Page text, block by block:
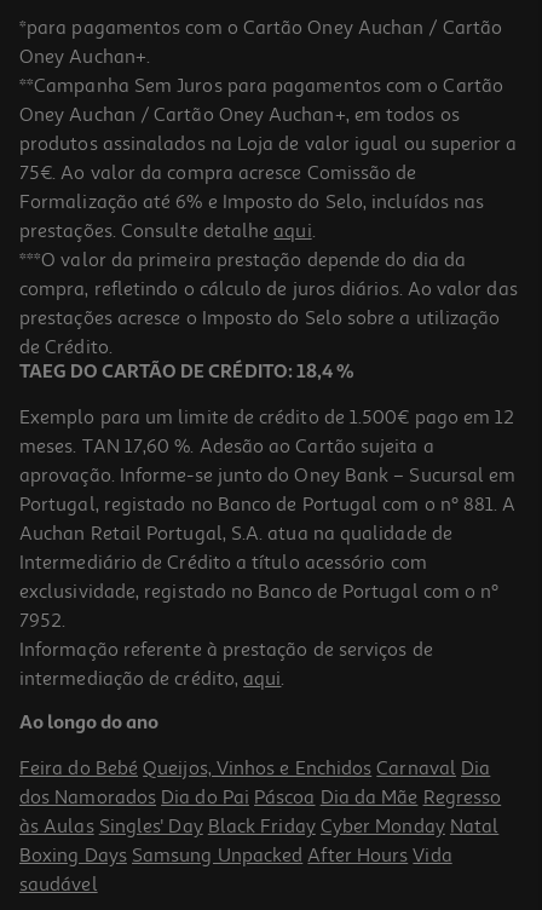
5.0
Cápsulas Delta Q Qharacter 93+7 Un
0.32 €/un
31,99 €
Cápsulas Delta Q Café Epic 10 Un
0.4 €/un
3,99 €
*para pagamentos com o Cartão Oney Auchan / Cartão
Oney Auchan+.
**Campanha Sem Juros para pagamentos com o Cartão
Oney Auchan / Cartão Oney Auchan+, em todos os
produtos assinalados na Loja de valor igual ou superior a
75€. Ao valor da compra acresce Comissão de
Formalização até 6% e Imposto do Selo, incluídos nas
prestações. Consulte detalhe aqui.
***O valor da primeira prestação depende do dia da
compra, refletindo o cálculo de juros diários. Ao valor das
prestações acresce o Imposto do Selo sobre a utilização
de Crédito.
TAEG DO CARTÃO DE CRÉDITO: 18,4 %
Exemplo para um limite de crédito de 1.500€ pago em 12
meses. TAN 17,60 %. Adesão ao Cartão sujeita a
aprovação. Informe-se junto do Oney Bank – Sucursal em
Portugal, registado no Banco de Portugal com o nº 881. A
Auchan Retail Portugal, S.A. atua na qualidade de
Intermediário de Crédito a título acessório com
exclusividade, registado no Banco de Portugal com o nº
7952.
Informação referente à prestação de serviços de
intermediação de crédito, aqui.
Ao longo do ano
Feira do Bebé Queijos, Vinhos e Enchidos Carnaval Dia
dos Namorados Dia do Pai Páscoa Dia da Mãe Regresso
às Aulas Singles' Day Black Friday Cyber Monday Natal
Boxing Days Samsung Unpacked After Hours Vida
saudável